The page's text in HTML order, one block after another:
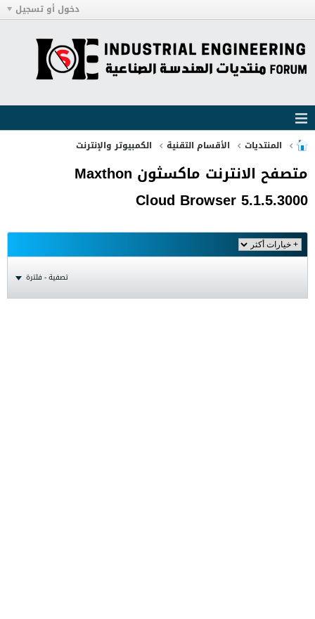
دخول أو تسجيل
المنتديات الأقسام التقنية الكمبيوتر والإنترنت
متصفح الانترنت ماكسثون Maxthon
Cloud Browser 5.1.5.3000
تصفية - فلترة